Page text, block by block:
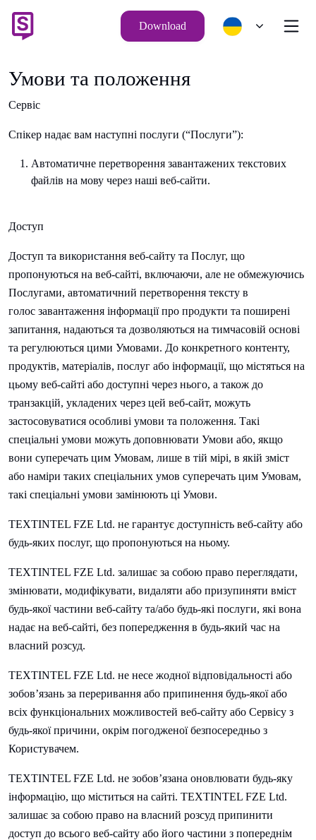
Download
Умови та положення
Сервіс
Спікер надає вам наступні послуги (“Послуги”):
Автоматичне перетворення завантажених текстових
файлів на мову через наші веб-сайти.
Доступ
Доступ та використання веб-сайту та Послуг, що
пропонуються на веб-сайті, включаючи, але не обмежуючись
Послугами, автоматичний перетворення тексту в
голос завантаження інформації про продукти та поширені
запитання, надаються та дозволяються на тимчасовій основі
та регулюються цими Умовами. До конкретного контенту,
продуктів, матеріалів, послуг або інформації, що містяться на
цьому веб-сайті або доступні через нього, а також до
транзакцій, укладених через цей веб-сайт, можуть
застосовуватися особливі умови та положення. Такі
спеціальні умови можуть доповнювати Умови або, якщо
вони суперечать цим Умовам, лише в тій мірі, в якій зміст
або наміри таких спеціальних умов суперечать цим Умовам,
такі спеціальні умови замінюють ці Умови.
TEXTINTEL FZE Ltd. не гарантує доступність веб-сайту або
будь-яких послуг, що пропонуються на ньому.
TEXTINTEL FZE Ltd. залишає за собою право переглядати,
змінювати, модифікувати, видаляти або призупиняти вміст
будь-якої частини веб-сайту та/або будь-які послуги, які вона
надає на веб-сайті, без попередження в будь-який час на
власний розсуд.
TEXTINTEL FZE Ltd. не несе жодної відповідальності або
зобов’язань за переривання або припинення будь-якої або
всіх функціональних можливостей веб-сайту або Сервісу з
будь-якої причини, окрім погодженої безпосередньо з
Користувачем.
TEXTINTEL FZE Ltd. не зобов’язана оновлювати будь-яку
інформацію, що міститься на сайті. TEXTINTEL FZE Ltd.
залишає за собою право на власний розсуд припинити
доступ до всього веб-сайту або його частини з попереднім